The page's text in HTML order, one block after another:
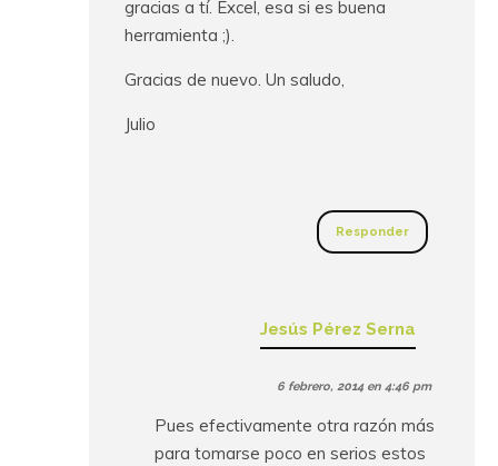
gracias a tí. Excel, esa si es buena
herramienta ;).
Gracias de nuevo. Un saludo,
Julio
Responder
Jesús Pérez Serna
6 febrero, 2014 en 4:46 pm
Pues efectivamente otra razón más
para tomarse poco en serios estos